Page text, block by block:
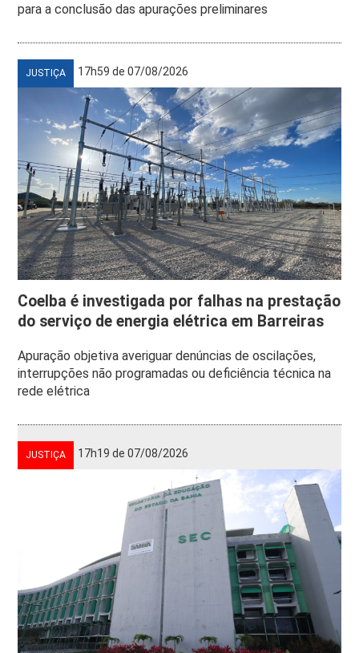
para a conclusão das apurações preliminares
JUSTIÇA 17h59 de 07/08/2026
Coelba é investigada por falhas na prestação
do serviço de energia elétrica em Barreiras
Apuração objetiva averiguar denúncias de oscilações,
interrupções não programadas ou deficiência técnica na
rede elétrica
JUSTIÇA 17h19 de 07/08/2026